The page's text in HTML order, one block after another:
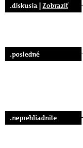
.diskusia | Zobraziť
.posledné
.neprehliadnite